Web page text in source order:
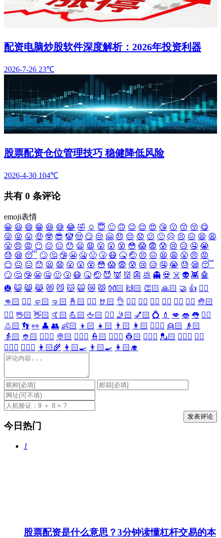
配资电脑炒股软件深度解析：2026年投资利器
2026-7-26 23℃
股票配资仓位管理技巧 稳健降低风险
2026-4-30 104℃
共有 0 条评论
emoji表情
😀 😃 😄 😁 😆 😅 😂 🤣 ☺️ 😇 🙂 🙃 😉 😌 😍 😘 😗 😙 😚 😋
😜 😝 😛 🤑 🤓 😎 🤡 🤠 😏 😒 🤗 😞 😔 😟 😕 🙁 ☹️ 😣 😖 😫 😩
😤 😠 😡 😶 😐 😑 😯 😦 😧 😮 😲 😵 😳 😱 😨 😰 😢 😥 🤤 😭
😓 😪 😴 🙄 🤔 🤥 😬 🤐 🤢 🤧 😷 🤒 🤕 😣 😖 😫 😩 😤 😠 😡
😶 😐 😑 😯 😦 😧 😮 😲 😵 😳 😱 😨 😰 😢 😥 🤤 😭 😓 😪 😴
🙄 🤔 🤥 😬 🤐 🤢 🤧 😷 🤒 🤕 😈 👿 👹 👺 💩 👻 💀 ☠️ 👽 👾 🤖
🎃 😺 😸 😹 😻 😼 😽 🙀 😿 😾 👐🏻 🙌🏻 👏🏻 🙏🏻 🤝 👍 👎🏻
👊🏻 ✊🏻 🤛🏻 🤜🏻 🤞🏻 ✌🏻 🤘🏻 👌 👈🏻 👉🏻 👆🏻 👇🏻 ☝🏻 ✋🏻 🤚🏻
🖐🏻 🖖🏻 👋🏻 🤙🏻 💪🏻 🖕🏻 ✍🏻 🤳🏻 💅🏻 💍 💄 💋 👄 👅 👂🏻
👃🏻 👣 👀 👤 👥 👶🏻 👦🏻 👧🏻 👨🏻 👩🏻 👱🏻‍♀️ 👱🏻
👴🏻
👵🏻 👲🏻 👳🏻‍♀️ 👳🏻 👮🏻‍♀️ 👮🏻 👷🏻‍♀️ 👷🏻 💂🏻‍♀️ 💂🏻 🕵🏻‍♀️ 🕵🏻
👩🏻‍⚕️ 👨🏻‍⚕️ 👩🏻‍🌾 👩🏻‍🍳 👨🏻‍🍳 👩🏻‍🎓
今日热门
1
股票配资是什么意思？3分钟读懂杠杆交易的本